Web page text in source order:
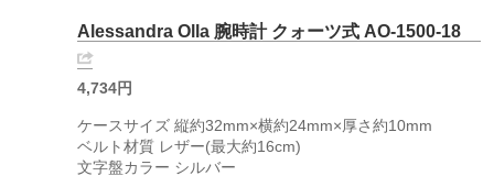
Alessandra Olla 腕時計 クォーツ式 AO-1500-18
4,734円
ケースサイズ 縦約32mm×横約24mm×厚さ約10mm
ベルト材質 レザー(最大約16cm)
文字盤カラー シルバー